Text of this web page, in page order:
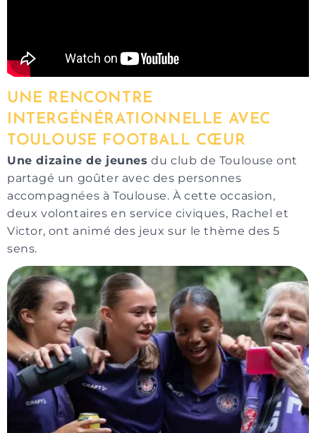
UNE RENCONTRE
INTERGÉNÉRATIONNELLE AVEC
TOULOUSE FOOTBALL CŒUR
Une dizaine de jeunes du club de Toulouse ont
partagé un goûter avec des personnes
accompagnées à Toulouse. À cette occasion,
deux volontaires en service civiques, Rachel et
Victor, ont animé des jeux sur le thème des 5
sens.